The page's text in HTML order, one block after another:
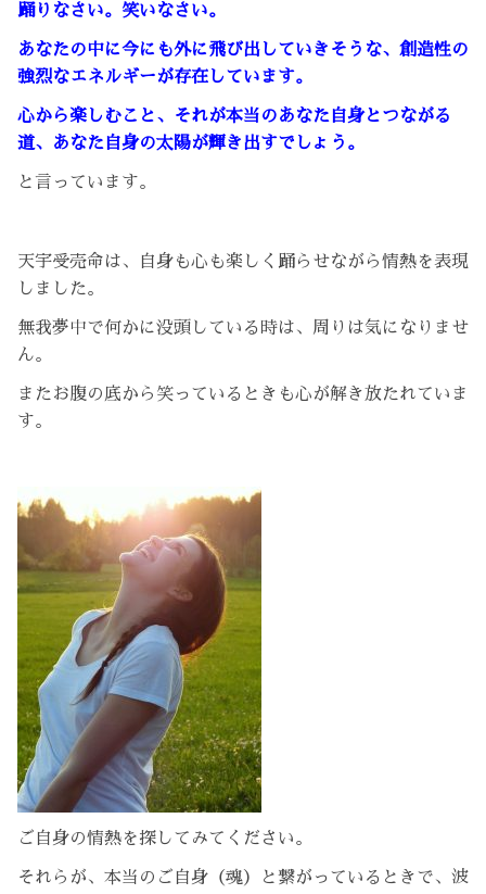
踊りなさい。笑いなさい。
あなたの中に今にも外に飛び出していきそうな、創造性の
強烈なエネルギーが存在しています。
心から楽しむこと、それが本当のあなた自身とつながる
道、あなた自身の太陽が輝き出すでしょう。
と言っています。
天宇受売命は、自身も心も楽しく踊らせながら情熱を表現
しました。
無我夢中で何かに没頭している時は、周りは気になりませ
ん。
またお腹の底から笑っているときも心が解き放たれていま
す。
ご自身の情熱を探してみてください。
それらが、本当のご自身（魂）と繋がっているときで、波